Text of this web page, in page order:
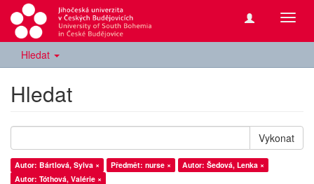
Hledat
Hledat
Vykonat
Autor: Bártlová, Sylva × Předmět: nurse ×
Autor: Šedová, Lenka ×
Autor: Tóthová, Valérie ×